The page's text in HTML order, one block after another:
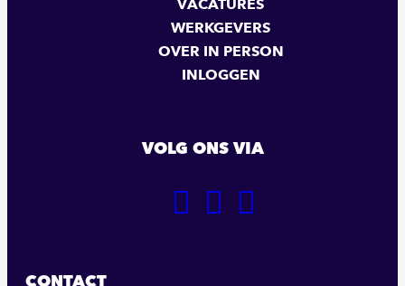
VACATURES
WERKGEVERS
OVER IN PERSON
INLOGGEN
VOLG ONS VIA
GA
GA
CONTACT